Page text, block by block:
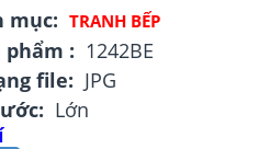
mục: TRANH BẾP
phẩm : 1242BE
file: JPG
Lớn